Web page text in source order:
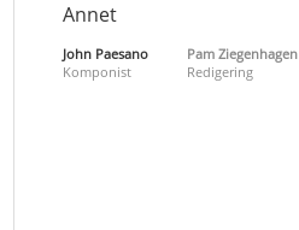
Annet
John Paesano
Komponist
Pam Ziegenhagen
Redigering